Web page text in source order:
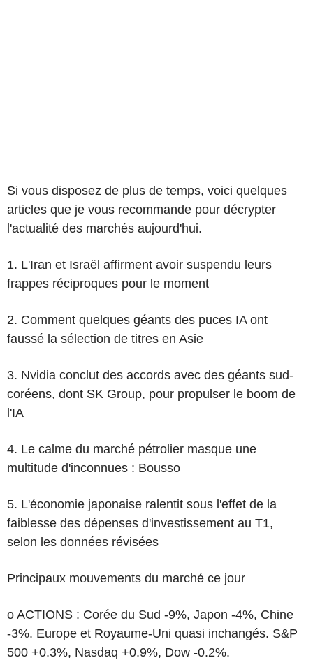
Si vous disposez de plus de temps, voici quelques
articles que je vous recommande pour décrypter
l'actualité des marchés aujourd'hui.
1. L'Iran et Israël affirment avoir suspendu leurs
frappes réciproques pour le moment
2. Comment quelques géants des puces IA ont
faussé la sélection de titres en Asie
3. Nvidia conclut des accords avec des géants sud-
coréens, dont SK Group, pour propulser le boom de
l'IA
4. Le calme du marché pétrolier masque une
multitude d'inconnues : Bousso
5. L'économie japonaise ralentit sous l'effet de la
faiblesse des dépenses d'investissement au T1,
selon les données révisées
Principaux mouvements du marché ce jour
o ACTIONS : Corée du Sud -9%, Japon -4%, Chine
-3%. Europe et Royaume-Uni quasi inchangés. S&P
500 +0.3%, Nasdaq +0.9%, Dow -0.2%.